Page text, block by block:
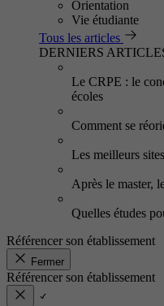
Orientation
Vie étudiante
Tous les articles
DERNIERS
Le CRPE : le
écoles
Comment se
Les meilleurs
Après le master,
Quelles études
Référencer son établissement
Fermer
Référencer son établissement